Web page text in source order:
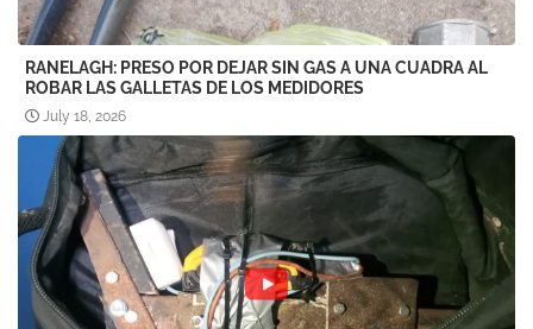
RANELAGH: PRESO POR DEJAR SIN GAS A UNA CUADRA AL
ROBAR LAS GALLETAS DE LOS MEDIDORES
July 18, 2026